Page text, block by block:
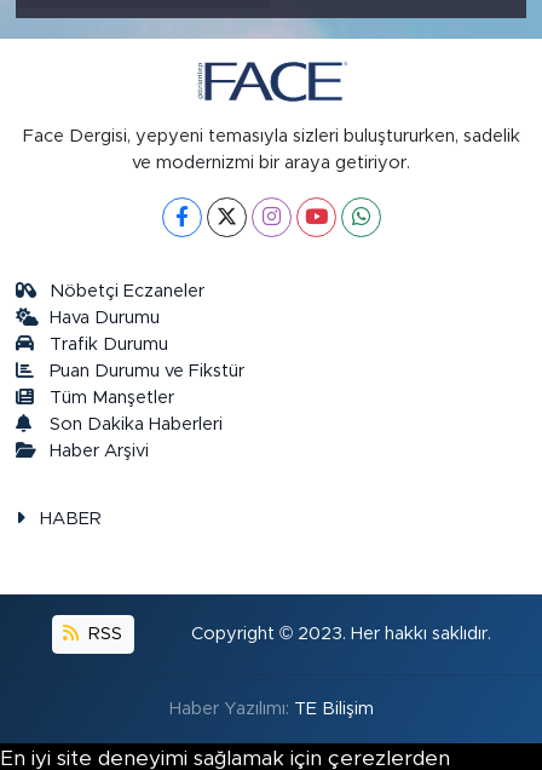
Face Dergisi, yepyeni temasıyla sizleri buluştururken, sadelik
ve modernizmi bir araya getiriyor.
Nöbetçi Eczaneler
Hava Durumu
Trafik Durumu
Puan Durumu ve Fikstür
Tüm Manşetler
Son Dakika Haberleri
Haber Arşivi
HABER
RSS Copyright © 2023. Her hakkı saklıdır.
Haber Yazılımı: TE Bilişim
En iyi site deneyimi sağlamak için çerezlerden